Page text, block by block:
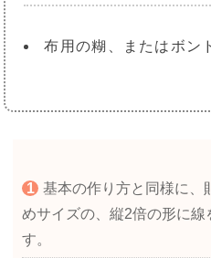
布用の糊、またはボン
基本の作り方と同様に、
めサイズの、縦2倍の形に線
す。